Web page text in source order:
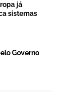
já
sistemas
Governo